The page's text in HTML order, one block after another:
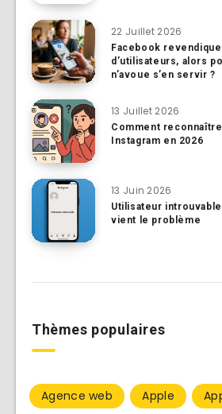
22 Juillet 2026
Facebook
d’utilisateurs, alors
n’avoue s’en servir ?
13 Juillet 2026
Comment
Instagram en 2026
13 Juin 2026
Utilisateur
vient le problème
Thèmes populaires
Agence web Apple